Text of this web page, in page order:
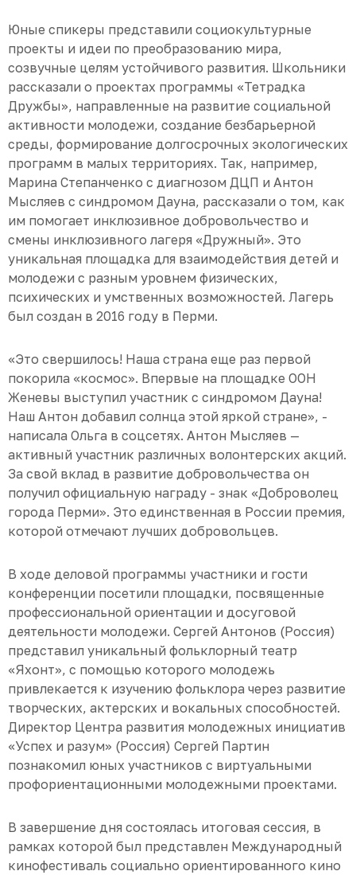
Юные спикеры представили социокультурные
проекты и идеи по преобразованию мира,
созвучные целям устойчивого развития. Школьники
рассказали о проектах программы «Тетрадка
Дружбы», направленные на развитие социальной
активности молодежи, создание безбарьерной
среды, формирование долгосрочных экологических
программ в малых территориях. Так, например,
Марина Степанченко с диагнозом ДЦП и Антон
Мысляев с синдромом Дауна, рассказали о том, как
им помогает инклюзивное добровольчество и
смены инклюзивного лагеря «Дружный». Это
уникальная площадка для взаимодействия детей и
молодежи с разным уровнем физических,
психических и умственных возможностей. Лагерь
был создан в 2016 году в Перми.
«Это свершилось! Наша страна еще раз первой
покорила «космос». Впервые на площадке ООН
Женевы выступил участник с синдромом Дауна!
Наш Антон добавил солнца этой яркой стране», -
написала Ольга в соцсетях. Антон Мысляев —
активный участник различных волонтерских акций.
За свой вклад в развитие добровольчества он
получил официальную награду - знак «Доброволец
города Перми». Это единственная в России премия,
которой отмечают лучших добровольцев.
В ходе деловой программы участники и гости
конференции посетили площадки, посвященные
профессиональной ориентации и досуговой
деятельности молодежи. Сергей Антонов (Россия)
представил уникальный фольклорный театр
«Яхонт», с помощью которого молодежь
привлекается к изучению фольклора через развитие
творческих, актерских и вокальных способностей.
Директор Центра развития молодежных инициатив
«Успех и разум» (Россия) Сергей Партин
познакомил юных участников с виртуальными
профориентационными молодежными проектами.
В завершение дня состоялась итоговая сессия, в
рамках которой был представлен Международный
кинофестиваль социально ориентированного кино